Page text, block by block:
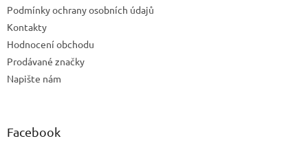
Podmínky ochrany osobních údajů
Kontakty
Hodnocení obchodu
Prodávané značky
Napište nám
Facebook